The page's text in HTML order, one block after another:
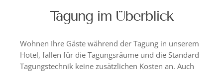
Tagung im Überblick
Wohnen Ihre Gäste während der Tagung in unserem
Hotel, fallen für die Tagungsräume und die Standard
Tagungstechnik keine zusätzlichen Kosten an. Auch